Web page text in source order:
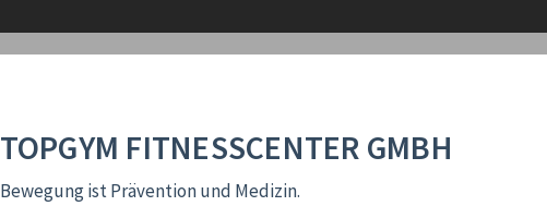
TOPGYM FITNESSCENTER GMBH
Bewegung ist Prävention und Medizin.